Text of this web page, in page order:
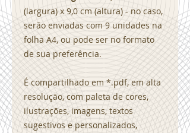
(largura) x 9,0 cm (altura) - no caso,
serão enviadas com 9 unidades na
folha A4, ou pode ser no formato
de sua preferência.
É compartilhado em *.pdf, em alta
resolução, com paleta de cores,
ilustrações, imagens, textos
sugestivos e personalizados,